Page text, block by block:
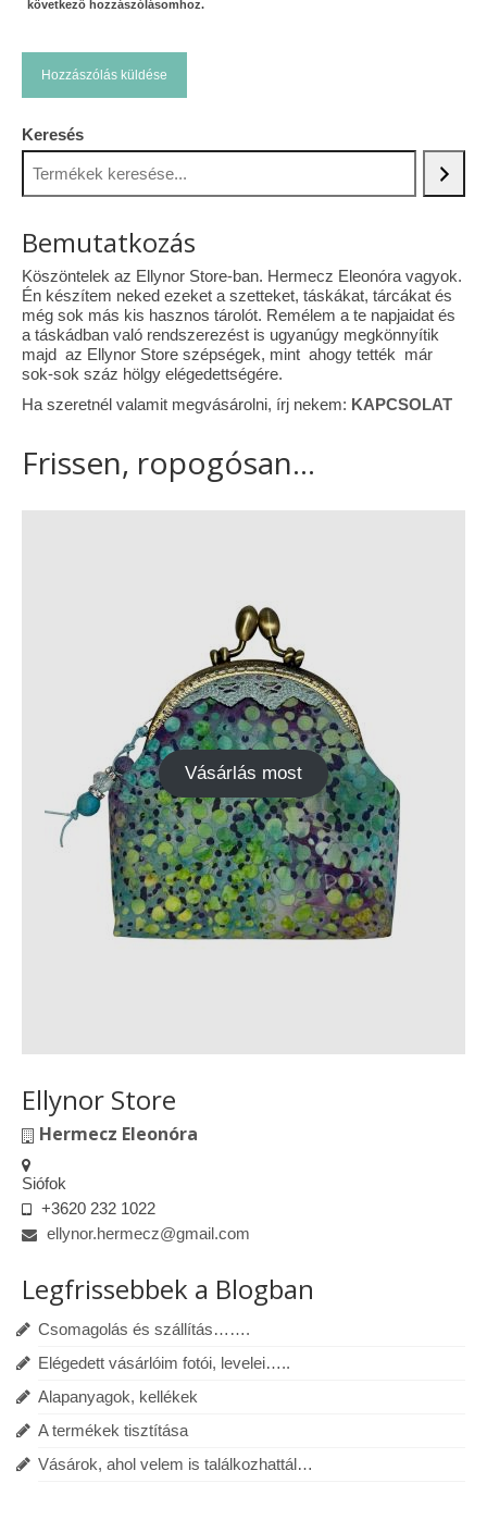
következő hozzászólásomhoz.
Keresés
Bemutatkozás
Köszöntelek az Ellynor Store-ban. Hermecz Eleonóra vagyok.
Én készítem neked ezeket a szetteket, táskákat, tárcákat és
még sok más kis hasznos tárolót. Remélem a te napjaidat és
a táskádban való rendszerezést is ugyanúgy megkönnyítik
majd az Ellynor Store szépségek, mint ahogy tették már
sok-sok száz hölgy elégedettségére.
Ha szeretnél valamit megvásárolni, írj nekem: KAPCSOLAT
Frissen, ropogósan...
Vásárlás most
Ellynor Store
Hermecz Eleonóra
Siófok
+3620 232 1022
ellynor.hermecz@gmail.com
Legfrissebbek a Blogban
Csomagolás és szállítás…….
Elégedett vásárlóim fotói, levelei…..
Alapanyagok, kellékek
A termékek tisztítása
Vásárok, ahol velem is találkozhattál…